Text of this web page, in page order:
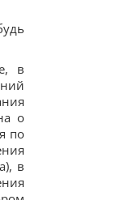
в
о
по
в